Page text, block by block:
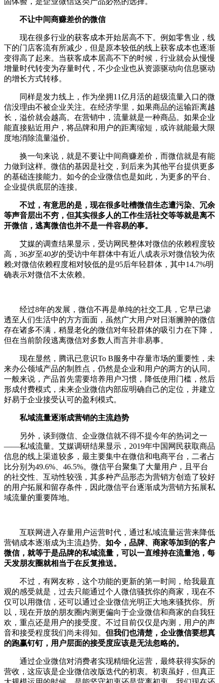
不让中间商赚差价的微信
现在很多行业的获客成本开始居高不下。例如零售业，线
下的门店客流有所减少，但是原本较低的线上获客成本也逐渐
变得高了起来。当获客成本居高不下的时候，行业就会从慢慢
增量时代转变为存量时代，不少企业也从资源驱动向信息驱动
的增长方式转移。
同样是发力线上，作为坐拥11亿月活的超级流量入口的微
信没理由不被企业关注。在经济学里，如果商品的运输距离越
长，溢价就会越高。在营销中，流量就是一种商品。如果企业
能直接贴近用户，将品牌和用户的距离缩短，或许就能最大限
度地消除流量溢价。
换一句来说，就是不要让中间商赚差价，而微信就是有能
力做到这样。微信的基因是社交，到后来为其他平台提供更多
的基础连接能力。如今的企业微信也是如此，为更多的平台、
企业提供底层的连接。
不过，有意思的是，现在很多吐槽微信生态遭污染、冗余
等声音层出不穷，但其实很多人的工作生活社交等等就是离不
开微信，逃离微信也并不是一件容易的事。
艾媒的调查结果显示，受访网民整体对微信的依赖程度较
高，36岁至40岁的受访中年群体中有近八成表示对微信较为依
赖;对微信依赖程度相对较低的是95后年轻群体，其中14.7%明
确表示对微信不太依赖。
经过8年的发展，微信不再是单纯的社交工具，它早已渗
透至人们生活中的方方面面，虽然广大用户对日渐臃肿的微信
存在诸多不满，稍显老化的微信对年轻群体的吸引力在下降，
但在当前阶段逃离微信对多数人而言并非易事。
现在显然，腾讯已意识To B服务中存量市场的重要性，未
来办公领域产品的制胜点，仍然是企业和用户的两方的认同。
一般来说，产品首先需要培养用户习惯，降低使用门槛，然后
形成付费模式，未来企业微信内部应明确自己的定位，并建立
好易于企业接受认可的盈利模式。
私域流量逐渐成营销的主流趋势
另外，谈到微信、企业微信就不得不提今年的热词之一
——私域流量。艾媒调研结果显示，2019年中国网民获取商品
信息的线上渠道较多，最主要集中在微信和电商平台，二者占
比分别为49.6%、46.5%。微信平台聚集了大量用户，且平台
的社交性、互动性较强，其多种产品形态为营销方创造了较好
的用户拓展和留存条件，因此微信平台逐渐成为营销方拓展私
域流量的重要阵地。
互联网进入存量用户运营时代，通过私域流量运营来降低
营销成本逐渐成为主流趋势。 如今，品牌、商家等加到的客户
微信，就等于是品牌的私域流量，可以一直维持在流量池，每
天发朋友圈就相当于在反复推送。
不过，有网友称，这个功能的更新的第一时间，给我最直
观的感受就是，过去只能通过个人微信骚扰你的商家，现在不
仅可以用微信，还可以通过企业微信光明正大地来骚扰你。所
以，现在开放的朋友圈内测更偏向于企业微信和商家的自我狂
欢，重点还是用户的接受度。不过目前仅仅是内测，用户的声
音和接受程度我们尚未得知。 但我们也清楚，企业微信要想真
的跑赢钉钉，用户层面的接受度应该是无法忽略的。
通过企业微信对消费者实现精细化运营，最终获得实际的
营收，这应该是企业微信改版迭代的初衷。初衷虽好，但真正